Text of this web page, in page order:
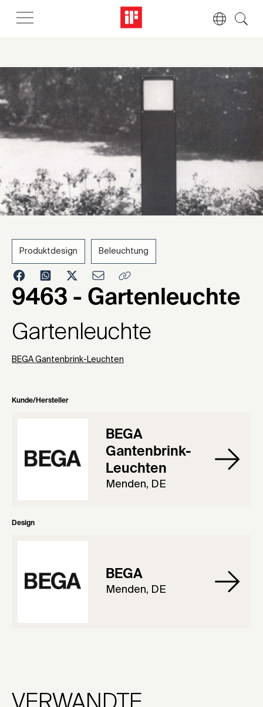
1979
Produktdesign Beleuchtung
9463 - Gartenleuchte
Gartenleuchte
BEGA Gantenbrink-Leuchten
Kunde/Hersteller
BEGA
Gantenbrink-
Leuchten
Menden, DE
Design
BEGA
Menden, DE